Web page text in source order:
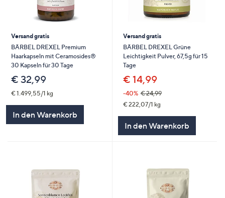
Versand gratis
BÄRBEL DREXEL Premium
Haarkapseln mit Ceramosides®
30 Kapseln für 30 Tage
€ 32,99
€ 1.499,55/1 kg
In den Warenkorb
Versand gratis
BÄRBEL DREXEL Grüne
Leichtigkeit Pulver, 67,5g für 15
Tage
€ 14,99
-40% € 24,99
€ 222,07/1 kg
In den Warenkorb